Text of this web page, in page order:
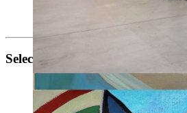
"Aurélie Gravas —
Paul Ardenne, "Tipees", Éditions
Selected works